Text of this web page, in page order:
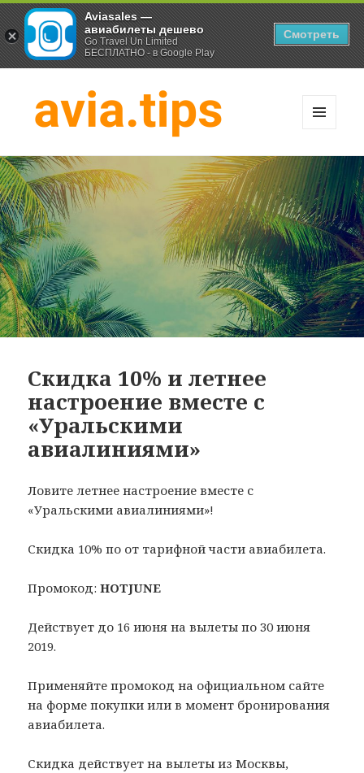
Хитрости экономных
путешественников
ВИДЖЕТЫ
Скидка 10% и летнее
настроение вместе с
«Уральскими
авиалиниями»
Ловите летнее настроение вместе с
«Уральскими авиалиниями»!
Скидка 10% по от тарифной части авиабилета.
Промокод:HOTJUNE
Действует до 16 июня на вылеты по 30 июня
2019.
Применяйте промокод на официальном сайте
на форме покупки или в момент бронирования
авиабилета.
Скидка действует на вылеты из Москвы,
Aviasales —
авиабилеты дешево
Go Travel Un Limited
БЕСПЛАТНО - в Google Play
Смотреть